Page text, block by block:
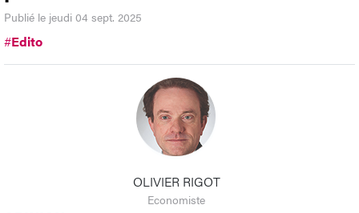
Publié le jeudi 04 sept. 2025
#Edito
OLIVIER RIGOT
Economiste